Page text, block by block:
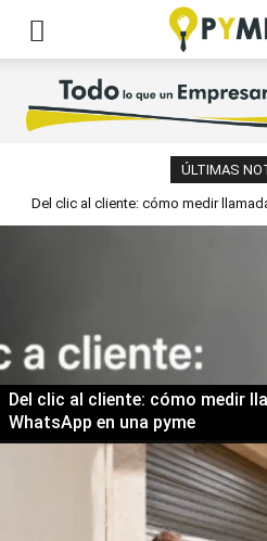
ÚLTIMAS
Del clic al cliente: cómo medir
una
Del clic al cliente: cómo medir
WhatsApp en una pyme